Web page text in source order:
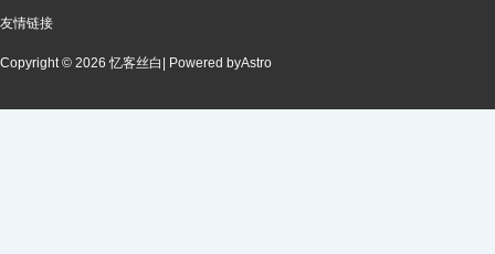
友情链接
Copyright © 2026 忆客丝白 | Powered byAstro